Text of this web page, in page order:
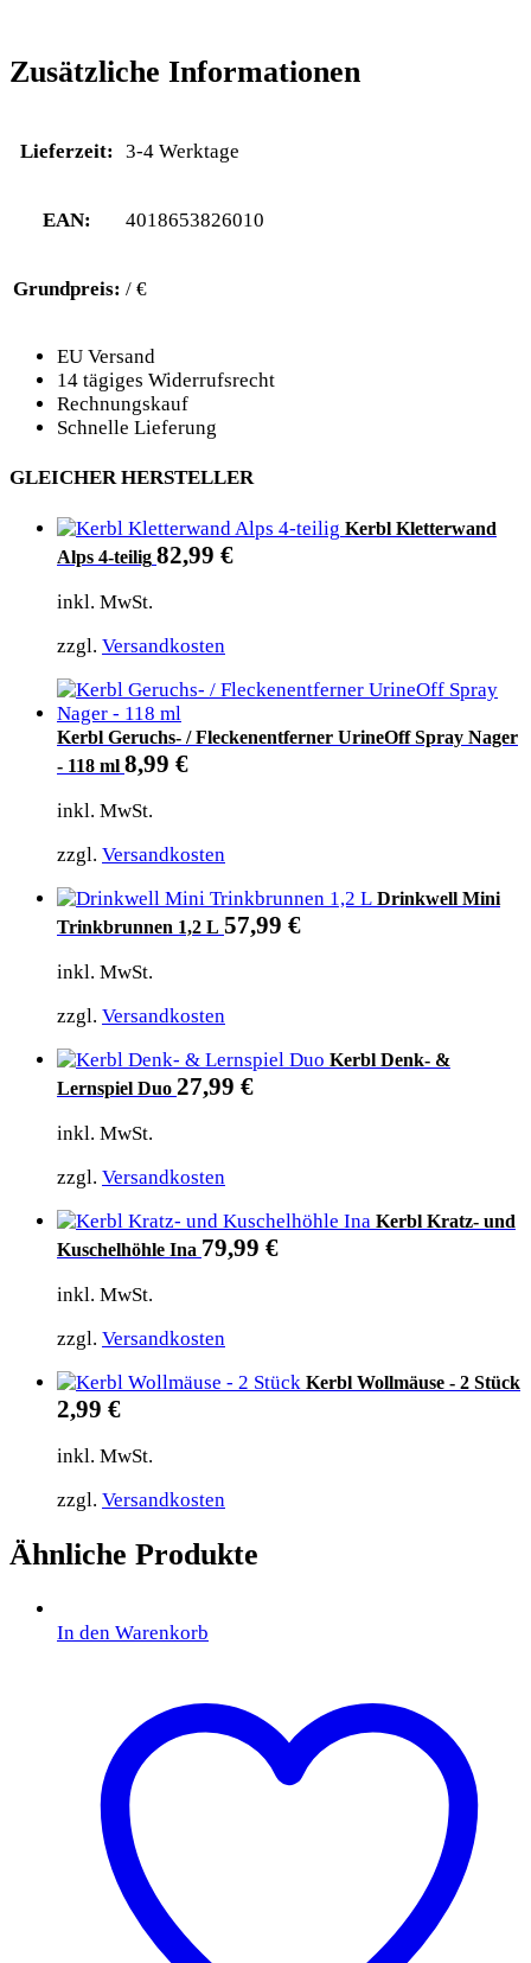
Zusätzliche Informationen
Lieferzeit: 3-4 Werktage
EAN: 4018653826010
Grundpreis: / €
EU Versand
14 tägiges Widerrufsrecht
Rechnungskauf
Schnelle Lieferung
GLEICHER HERSTELLER
Kerbl Kletterwand
Alps 4-teilig 82,99 €
inkl. MwSt.
zzgl. Versandkosten
Kerbl Geruchs- / Fleckenentferner UrineOff Spray Nager
- 118 ml 8,99 €
inkl. MwSt.
zzgl. Versandkosten
Drinkwell Mini
Trinkbrunnen 1,2 L 57,99 €
inkl. MwSt.
zzgl. Versandkosten
Kerbl Denk- &
Lernspiel Duo 27,99 €
inkl. MwSt.
zzgl. Versandkosten
Kerbl Kratz- und
Kuschelhöhle Ina 79,99 €
inkl. MwSt.
zzgl. Versandkosten
Kerbl Wollmäuse - 2 Stück
2,99 €
inkl. MwSt.
zzgl. Versandkosten
Ähnliche Produkte
In den Warenkorb